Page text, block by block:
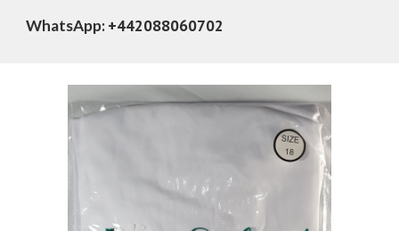
WhatsApp: +442088060702